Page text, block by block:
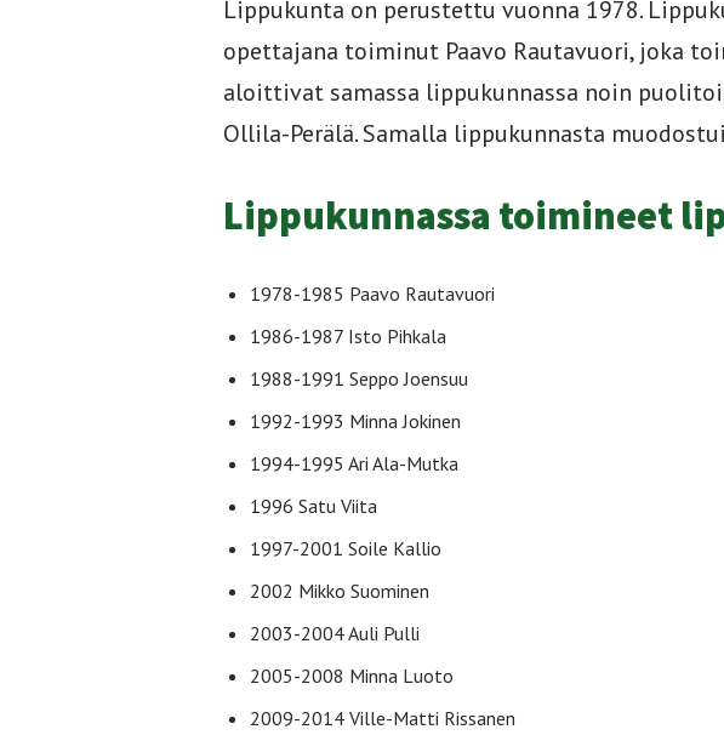
Lippukunta on perustettu vuonna 1978.
opettajana toiminut Paavo Rautavuori, joka
aloittivat samassa lippukunnassa noin
Ollila-Perälä. Samalla lippukunnasta
Lippukunnassa toimineet
1978-1985 Paavo Rautavuori
1986-1987 Isto Pihkala
1988-1991 Seppo Joensuu
1992-1993 Minna Jokinen
1994-1995 Ari Ala-Mutka
1996 Satu Viita
1997-2001 Soile Kallio
2002 Mikko Suominen
2003-2004 Auli Pulli
2005-2008 Minna Luoto
2009-2014 Ville-Matti Rissanen